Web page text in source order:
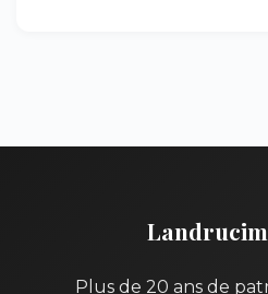
Plus de 20 ans de